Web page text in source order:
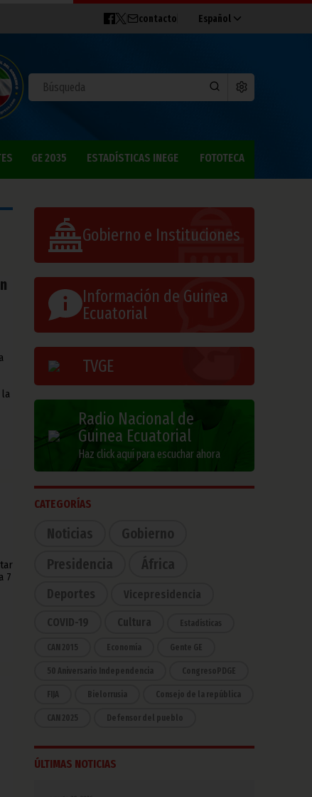
contacto Español
GE 2035 ESTADÍSTICAS INEGE FOTOTECA
la
7
Gobierno e Instituciones
Información de Guinea
Ecuatorial
TVGE
Radio Nacional de
Guinea Ecuatorial
Haz click aquí para escuchar ahora
CATEGORÍAS
Noticias
Gobierno
Presidencia
África
Deportes Vicepresidencia
COVID-19 Cultura Estadísticas
CAN 2015 Economía Gente GE
50 Aniversario Independencia CongresoPDGE
FIJA Bielorrusia Consejo de la república
CAN 2025 Defensor del pueblo
ÚLTIMAS NOTICIAS